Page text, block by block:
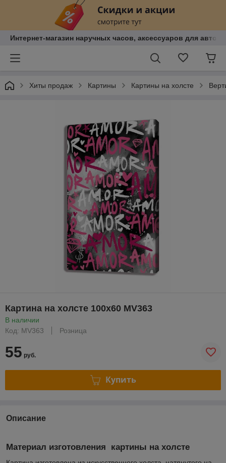
Интернет-магазин наручных часов, аксессуаров для авто,
Хиты продаж Картины Картины на холсте
Картина на холсте 100х60 MV363
В наличии
Код: MV363
Розница
55 руб.
Купить
Описание
Материал изготовления картины на холсте